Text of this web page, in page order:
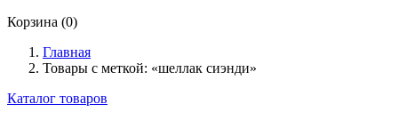
Корзина (0)
Главная
Товары с меткой: «шеллак сиэнди»
Каталог товаров